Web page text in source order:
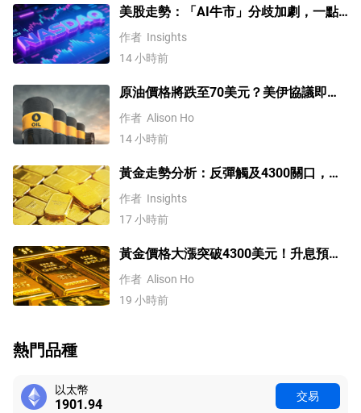
美股走勢：「AI牛市」分歧加劇，一點
或預示中期調整難以避免？
作者 Insights
14 小時前
原油價格將跌至70美元？美伊協議即將
達成，但小心衝突再起
作者 Alison Ho
14 小時前
黃金走勢分析：反彈觸及4300關口，
「雙底」確立劍指這一目標！
作者 Insights
17 小時前
黃金價格大漲突破4300美元！升息預期
降溫疊加央行購金，未來持續漲？
作者 Alison Ho
19 小時前
熱門品種
以太幣
1901.94 交易